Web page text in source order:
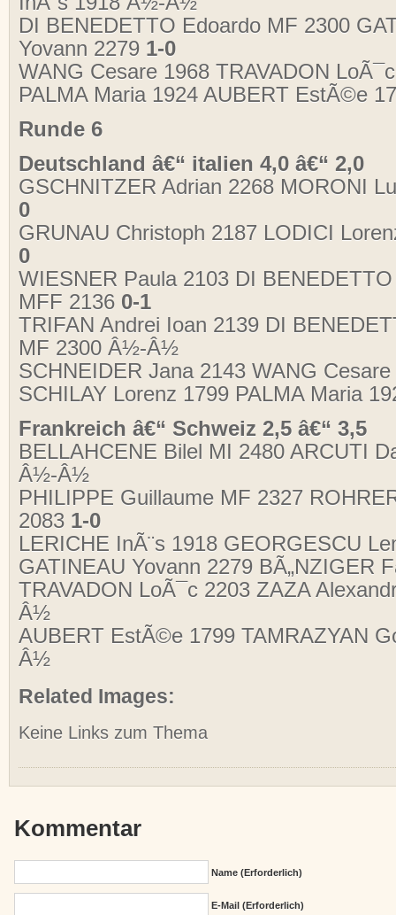
DI BENEDETTO Edoardo MF 2300
Yovann 2279 1-0
WANG Cesare 1968 TRAVADON
PALMA Maria 1924 AUBERT EstÃ©e
Runde 6
Deutschland â€“ italien 4,0 â€“ 2,0
GSCHNITZER Adrian 2268 MORONI
0
GRUNAU Christoph 2187 LODICI
0
WIESNER Paula 2103 DI
MFF 2136 0-1
TRIFAN Andrei Ioan 2139 DI
MF 2300 Â½-Â½
SCHNEIDER Jana 2143 WANG
SCHILAY Lorenz 1799 PALMA Maria
Frankreich â€“ Schweiz 2,5 â€“ 3,5
BELLAHCENE Bilel MI 2480 ARCUTI
Â½-Â½
PHILIPPE Guillaume MF 2327
2083 1-0
LERICHE InÃ¨s 1918 GEORGESCU
GATINEAU Yovann 2279 BÃ„NZIGER
TRAVADON LoÃ¯c 2203 ZAZA
Â½
AUBERT EstÃ©e 1799 TAMRAZYAN
Â½
Related Images:
Keine Links zum Thema
Kommentar
Name (erforderlich)
E-Mail (erforderlich)